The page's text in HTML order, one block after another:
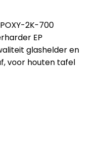
2K-700
EP
glashelder en
voor houten tafel